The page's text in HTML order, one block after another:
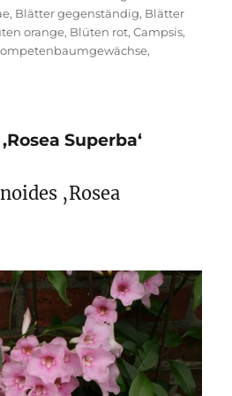
, Blätter gegenständig, Blätter
orange, Blüten rot,Campsis,
,
Superba‘
‚Rosea